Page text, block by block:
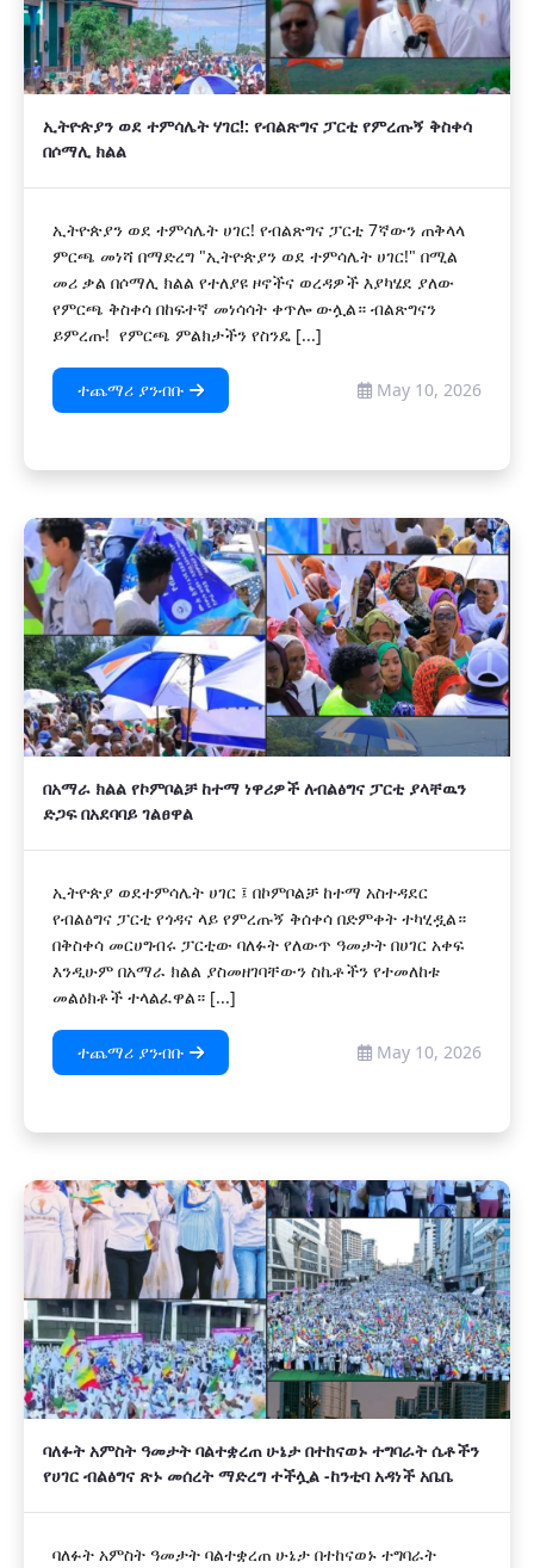
ኢትዮጵያን ወደ ተምሳሌት ሃገር!: የብልጽግና ፓርቲ የምረጡኝ ቅስቀሳ
በሶማሊ ክልል
ኢትዮጵያን ወደ ተምሳሌት ሀገር! የብልጽግና ፓርቲ 7ኛውን ጠቅላላ
ምርጫ መነሻ በማድረግ "ኢትዮጵያን ወደ ተምሳሌት ሀገር!" በሚል
መሪ ቃል በሶማሊ ክልል የተለያዩ ዞኖችና ወረዳዎች እያካሄደ ያለው
የምርጫ ቅስቀሳ በከፍተኛ መነሳሳት ቀጥሎ ውሏል። ብልጽግናን
ይምረጡ! የምርጫ ምልክታችን የስንዴ [...]
ተጨማሪ ያንብቡ May 10, 2026
በአማራ ክልል የኮምቦልቻ ከተማ ነዋሪዎች ለብልፅግና ፓርቲ ያላቸዉን
ድጋፍ በአደባባይ ገልፀዋል
ኢትዮጵያ ወደተምሳሌት ሀገር ፤ በኮምቦልቻ ከተማ አስተዳደር
የብልፅግና ፓርቲ የጎዳና ላይ የምረጡኝ ቅሰቀሳ በድምቀት ተካሂዷል።
በቅስቀሳ መርሀግብሩ ፓርቲው ባለፉት የለውጥ ዓመታት በሀገር አቀፍ
እንዲሁም በአማራ ክልል ያስመዘገባቸውን ስኬቶችን የተመለከቱ
መልዕክቶች ተላልፈዋል። [...]
ተጨማሪ ያንብቡ May 10, 2026
ባለፉት አምስት ዓመታት ባልተቋረጠ ሁኔታ በተከናወኑ ተግባራት ሴቶችን
የሀገር ብልፅግና ጽኑ መሰረት ማድረግ ተችሏል -ከንቲባ አዳነች አቤቤ
ባለፉት አምስት ዓመታት ባልተቋረጠ ሁኔታ በተከናወኑ ተግባራት